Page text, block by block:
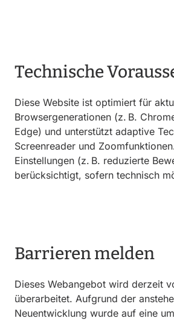
Technische
Diese Website ist optimiert für
Browsergenerationen (z. B.
Edge) und unterstützt adaptive
Screenreader und
Einstellungen (z. B. reduzierte
berücksichtigt, sofern technisch
Barrieren melden
Dieses Webangebot wird derzeit
überarbeitet. Aufgrund der
Neuentwicklung wurde auf eine